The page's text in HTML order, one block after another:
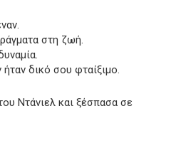
στη ζωή.
δικό σου φταίξιμο.
Ντάνιελ και ξέσπασα σε